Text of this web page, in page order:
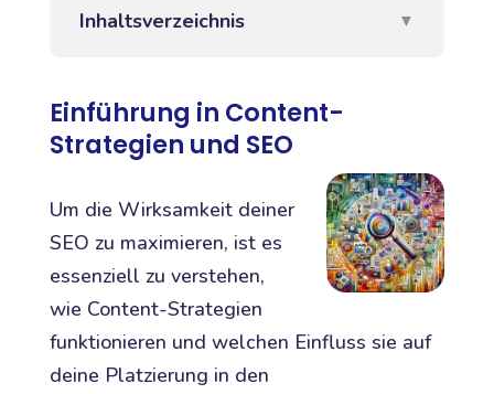
Inhaltsverzeichnis ▼
Einführung in Content-
Strategien und SEO
Um die Wirksamkeit deiner
SEO zu maximieren, ist es
essenziell zu verstehen,
wie Content-Strategien
funktionieren und welchen Einfluss sie auf
deine Platzierung in den